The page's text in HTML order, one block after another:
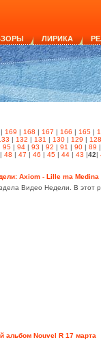
ЛИРИКА
| 169 | 168 | 167 | 166 | 165 |
| 132 | 131 | 130| 129 | 128
95| 94| 93 | 92 | 91 | 90| 89 |
| 48 | 47 | 46 | 45| 44| 43 |42|
Axiom - Lille ma Medina
Видео Недели. В этот
альбом Nouvel R 17 марта